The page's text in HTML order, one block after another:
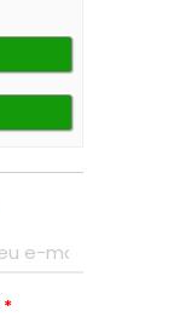
*